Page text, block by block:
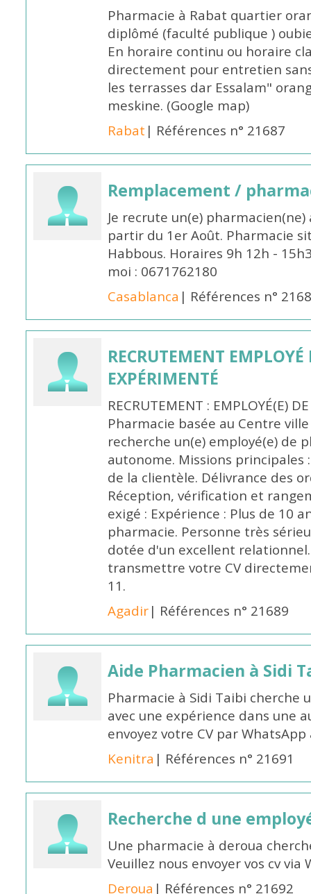
Pharmacie à Rabat quartier
diplômé (faculté publique )
En horaire continu ou horaire
directement pour entretien
les terrasses dar Essalam"
meskine. (Google map)
Rabat | Références n° 21687
Remplacement /
Je recrute un(e)
partir du 1er Août. Pharmacie
Habbous. Horaires 9h 12h -
moi : 0671762180
Casablanca | Références n°
RECRUTEMENT
EXPÉRIMENTÉ
RECRUTEMENT : EMPLOYÉ(E)
Pharmacie basée au Centre ville
recherche un(e) employé(e) de
autonome. Missions principales
de la clientèle. Délivrance des
Réception, vérification et
exigé : Expérience : Plus de 10
pharmacie. Personne très
dotée d'un excellent
transmettre votre CV
11.
Agadir| Références n° 21689
Aide Pharmacien à Sidi
Pharmacie à Sidi Taibi cherche
avec une expérience dans une
envoyez votre CV par
Kenitra | Références n° 21691
Recherche d une
Une pharmacie à deroua
Veuillez nous envoyer vos cv via
Deroua | Références n° 21692